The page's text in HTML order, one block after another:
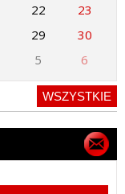
22
23
29
30
5 6
WSZYSTKIE